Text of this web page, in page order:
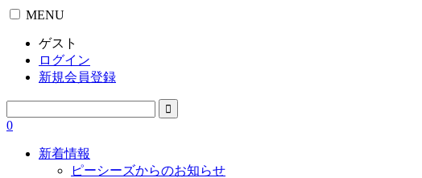
MENU
ゲスト
ログイン
新規会員登録
0
新着情報
ピーシーズからのお知らせ